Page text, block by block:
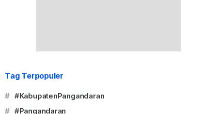
Tag Terpopuler
# #KabupatenPangandaran
# #Pangandaran